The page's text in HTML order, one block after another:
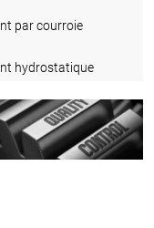
par courroie
hydrostatique